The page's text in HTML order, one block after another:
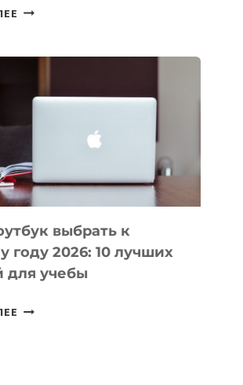
7
ПОМОГАЮТ
СОЗДАВАТЬ
БЕЗ
СЛОЖНОГО
КОДА
выбрать к
году 2026: 10 лучших
для учебы
КАКОЙ